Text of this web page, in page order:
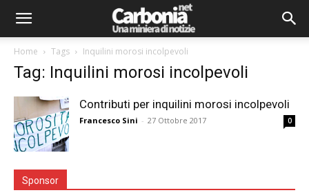
Home Tags Inquilini morosi incolpevoli
Tag: Inquilini morosi incolpevoli
Contributi per inquilini morosi incolpevoli
Francesco Sini - 27 Ottobre 2017 0
Sponsor